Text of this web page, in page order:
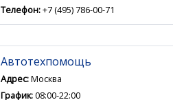
Телефон:+7 (495) 786-00-71
Автотехпомощь
Адрес:Москва
График:08:00-22:00